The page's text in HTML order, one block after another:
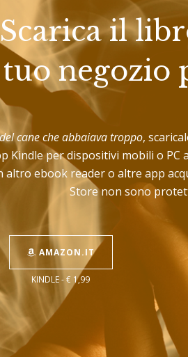
Scarica il
tuo negozio
cane che abbaiava troppo,
Kindle per dispositivi mobili o
altro ebook reader o altre app
Store non sono
AMAZON.IT
KINDLE - € 1,99